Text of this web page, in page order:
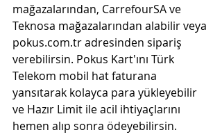
mağazalarından, CarrefourSA ve
Teknosa mağazalarından alabilir veya
pokus.com.tr adresinden sipariş
verebilirsin. Pokus Kart'ını Türk
Telekom mobil hat faturana
yansıtarak kolayca para yükleyebilir
ve Hazır Limit ile acil ihtiyaçlarını
hemen alıp sonra ödeyebilirsin.